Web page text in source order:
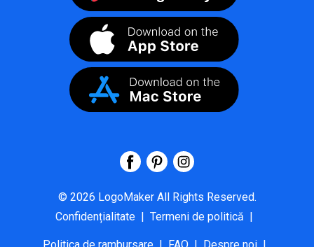
© 2026 LogoMaker All Rights Reserved.
Confidențialitate | Termeni de politică |